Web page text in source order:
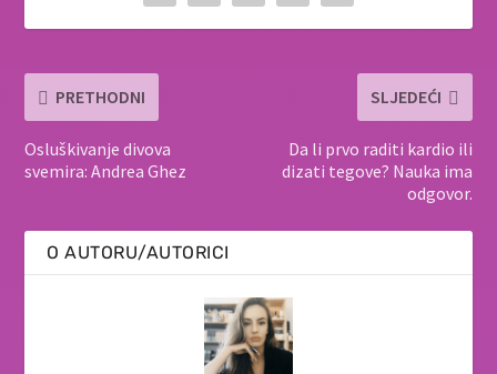
PRETHODNI
Osluškivanje divova
svemira: Andrea Ghez
SLJEDEĆI
Da li prvo raditi kardio ili
dizati tegove? Nauka ima
odgovor.
O AUTORU/AUTORICI